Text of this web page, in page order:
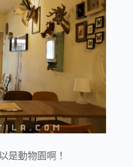
是動物園啊！